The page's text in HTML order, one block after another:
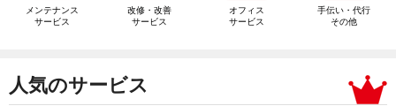
メンテナンス
サービス
改修・改善
サービス
オフィス
サービス
手伝い・代行
その他
人気のサービス